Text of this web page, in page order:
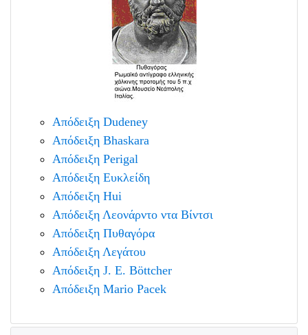
Απόδειξη Dudeney
Απόδειξη Bhaskara
Απόδειξη Perigal
Απόδειξη Ευκλείδη
Απόδειξη Hui
Απόδειξη Λεονάρντο ντα Βίντσι
Απόδειξη Πυθαγόρα
Απόδειξη Λεγάτου
Απόδειξη J. E. Böttcher
Απόδειξη Mario Pacek